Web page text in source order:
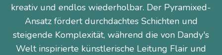
kreativ und endlos wiederholbar. Der Pyramixed-
Ansatz fördert durchdachtes Schichten und
steigende Komplexität, während die von Dandy's
Welt inspirierte künstlerische Leitung Flair und